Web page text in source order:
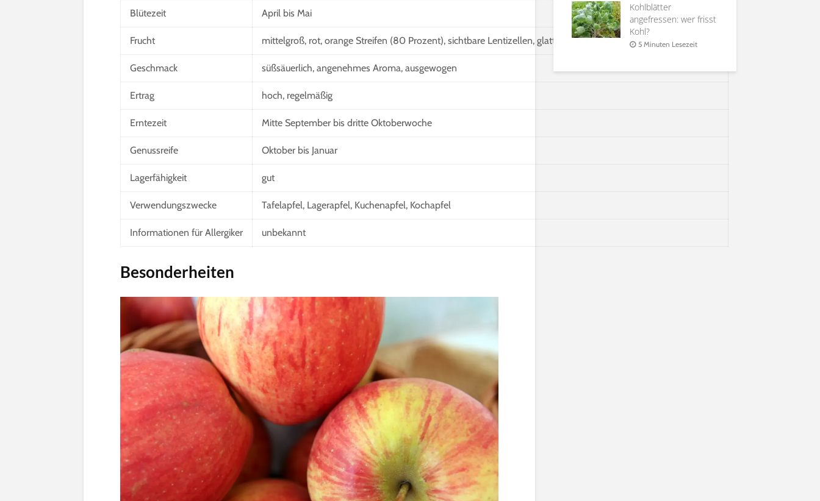
Blütezeit April bis Mai
Frucht mittelgroß, rot, orange Streifen (80 Prozent), sichtbare Lentizellen, glatte Schale, sehr festes Fruchtfleisch, saftig
Geschmack süßsäuerlich, angenehmes Aroma, ausgewogen
Ertrag hoch, regelmäßig
Erntezeit Mitte September bis dritte Oktoberwoche
Genussreife Oktober bis Januar
Lagerfähigkeit gut
Verwendungszwecke Tafelapfel, Lagerapfel, Kuchenapfel, Kochapfel
Informationen für Allergiker unbekannt
Besonderheiten
Kohlblätter
angefressen: wer frisst
Kohl?
5 Minuten Lesezeit